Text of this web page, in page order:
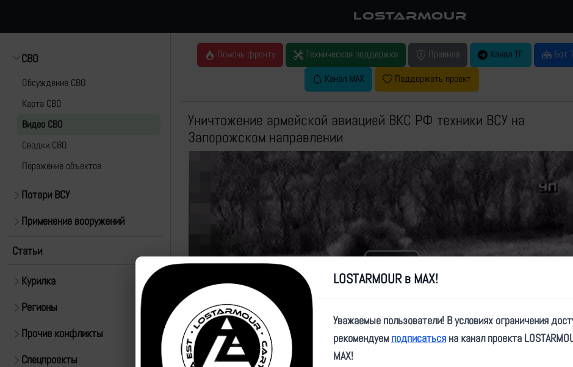
LOSTARMOUR
СВО
Обсуждение СВО
Карта СВО
Видео СВО
Cводки СВО
Поражение объектов
Потери ВСУ
Применение вооружений
Статьи
Курилка
Регионы
Прочие конфликты
Спецпроекты
Помочь фронту Техническая поддержка Правила Канал ТГ
Бот
Канал MAX
Поддержать проект
Уничтожение армейской авиацией ВКС РФ техники ВСУ на
Запорожском направлении
Play
LOSTARMOUR в MAX!
Уважаемые пользователи! В условиях ограничения
рекомендуем подписаться на канал проекта
MAX!